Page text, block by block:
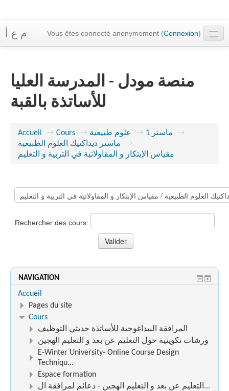
م ع أ Vous êtes connecté anonymement (Connexion)
Cours
Messagerie
منصة مودل - المدرسة العليا
للأساتذة بالقبة
Accueil → Cours → علوم طبيعية →
→
→
مقياس الإبتكار و المقاولاتية في التربية و التعليم
Rechercher des cours:
NAVIGATION
Accueil
Pages du site
Cours
المرافقة البيداغوجية للأساتذة حديثي التوظيف
ورشات تكوينية حول التعليم عن بعد و التعليم الهجين
E-Winter University- Online Course Design
Techniqu...
Espace formation
التعليم عن بعد و التعليم الهجين - دعائم لمرافقة ال...